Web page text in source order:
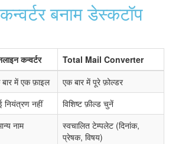
बनाम डेस्कटॉप
कन्वर्टर
Total Mail Converter
में एक फ़ाइल
एक बार में पूरे फ़ोल्डर
नियंत्रण नहीं
विशिष्ट फ़ील्ड चुनें
नाम
स्वचालित टेम्पलेट (दिनांक,
प्रेषक, विषय)